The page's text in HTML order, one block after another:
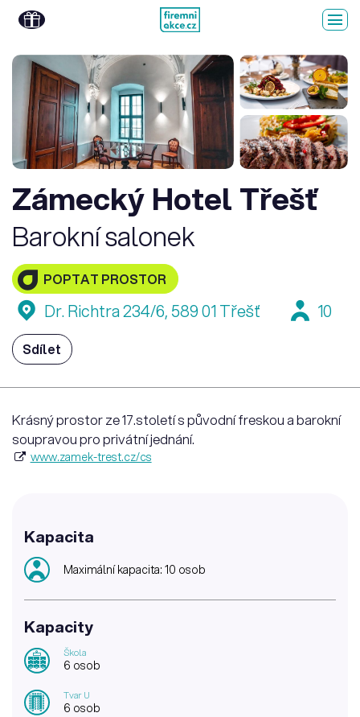
Zámecký Hotel Třešť
Barokní salonek
POPTAT PROSTOR
Dr. Richtra 234/6, 589 01 Třešť 10
Sdílet
Krásný prostor ze 17.století s původní freskou a barokní
soupravou pro privátní jednání.
www.zamek-trest.cz/cs
Kapacita
Maximální kapacita: 10 osob
Kapacity
Škola
6 osob
Tvar U
6 osob